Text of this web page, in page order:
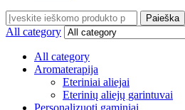
Paieška
All category
All category
Aromaterapija
Eteriniai aliejai
Eterinių aliejų garintuvai